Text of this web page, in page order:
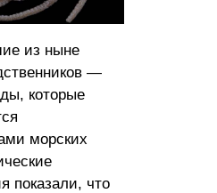
из ныне
—
которые
морских
показали, что